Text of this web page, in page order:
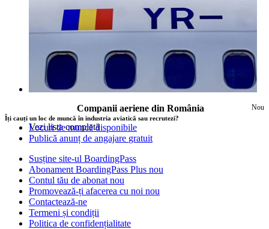
Nou
Companii aeriene din România
Vezi lista completă
Îți cauți un loc de muncă în industria aviatică sau recrutezi?
Locuri de muncă disponibile
Publică anunț de angajare gratuit
Susține site-ul BoardingPass
Abonament BoardingPass Plus nou
Contul tău de abonat nou
Promovează-ți afacerea cu noi nou
Contactează-ne
Termeni și condiții
Politica de confidențialitate